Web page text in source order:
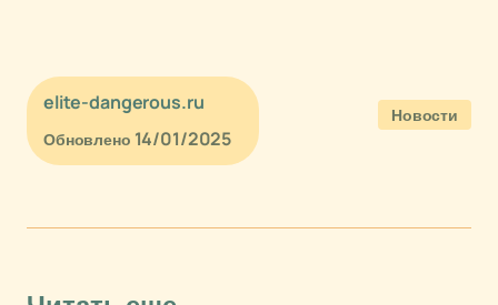
elite-dangerous.ru
Обновлено 14/01/2025
Новости